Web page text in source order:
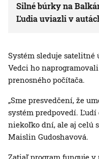
Silné búrky na
Ľudia uviazli v
Systém sleduje satelitné
Vedci ho
prenosného počítača.
„Sme presvedčení, že
systém predpovedí.
niekoľko dní, ale aj celú
Maislin Gudoshavová.